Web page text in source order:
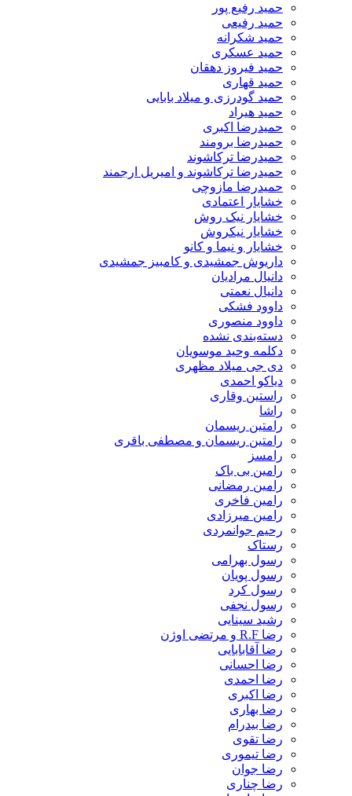
حمید رفیع پور
حمید رفیعی
حمید شکرانه
حمید عسکری
حمید فیروز دهقان
حمید قهاری
حمید گودرزی و میلاد بابایی
حمید هیراد
حمیدرضا اکبری
حمیدرضا برومند
حمیدرضا ترکاشوند
حمیدرضا ترکاشوند و امیریل ارجمند
حمیدرضا مازوچی
خشایار اعتمادی
خشایار نیک روش
خشایار نیکروش
خشایار و نیما و کانو
داریوش جمشیدی و کامبیز جمشیدی
دانیال مرادیان
دانیال نعمتی
داوود فشکی
داوود منصوری
دسته‌بندی نشده
دکلمه وحید موسویان
دی جی میلاد مظهری
دیاکو احمدی
راستین وقاری
راشا
رامتین ریسمان
رامتین ریسمان و مصطفی باقری
رامسز
رامین بی باک
رامین رمضانی
رامین فاخری
رامین میرزادی
رحیم جوانمردی
رستاک
رسول بهرامی
رسول پویان
رسول کرد
رسول نجفی
رشید سینایی
رضا R.F و مرتضی اوژن
رضا آقابابایی
رضا احسانی
رضا احمدی
رضا اکبری
رضا بهاری
رضا بیدرام
رضا تقوی
رضا تیموری
رضا جوان
رضا چناری